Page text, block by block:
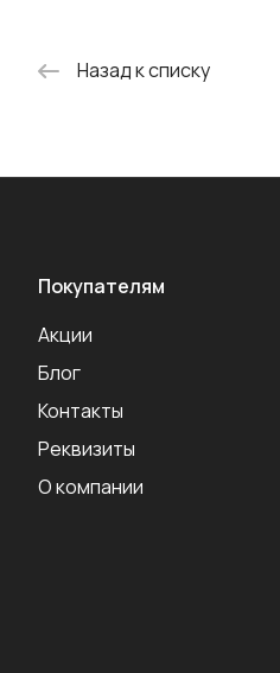
Назад к списку
Покупателям
Акции
Блог
Контакты
Реквизиты
О компании